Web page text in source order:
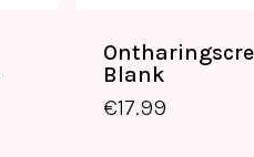
Blank
€17.99